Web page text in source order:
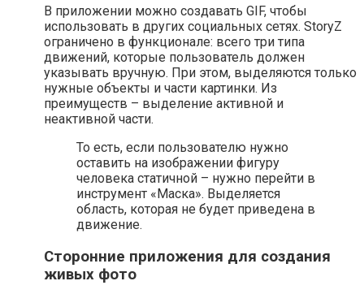
В приложении можно создавать GIF, чтобы
использовать в других социальных сетях. StoryZ
ограничено в функционале: всего три типа
движений, которые пользователь должен
указывать вручную. При этом, выделяются только
нужные объекты и части картинки. Из
преимуществ – выделение активной и
неактивной части.
То есть, если пользователю нужно
оставить на изображении фигуру
человека статичной – нужно перейти в
инструмент «Маска». Выделяется
область, которая не будет приведена в
движение.
Сторонние приложения для создания
живых фото